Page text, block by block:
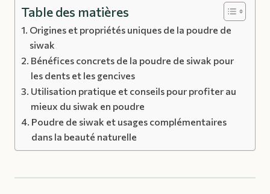
Table des matières
Origines et propriétés uniques de la poudre de
siwak
Bénéfices concrets de la poudre de siwak pour
les dents et les gencives
Utilisation pratique et conseils pour profiter au
mieux du siwak en poudre
Poudre de siwak et usages complémentaires
dans la beauté naturelle